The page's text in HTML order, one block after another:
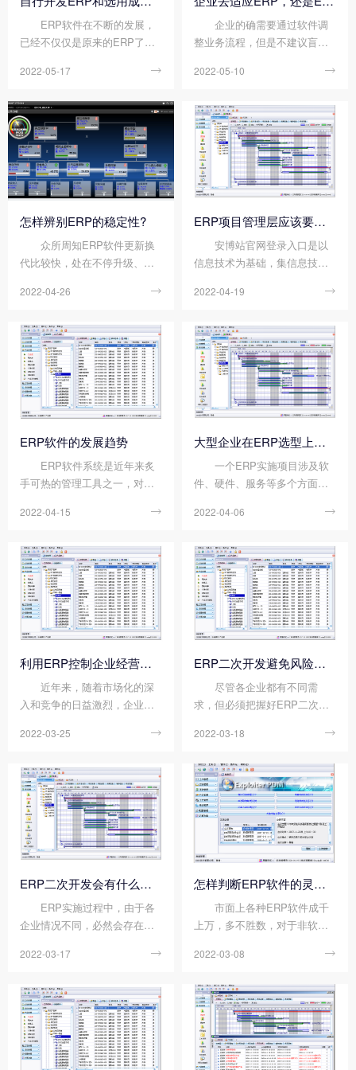
ERP软件在不断的发展，
已经不仅仅是原来的ERP了，
链、客户关系管理、供应商关
绝大部分企业来说，一般可利
用的资源包括了这几个方面：
品牌、资金、时间、人员...
2022-05-17 
企业的确需要通过软件调
整业务流程，但是不建议盲目
业，以自身需求作为第一衡量
本简单的工作更加复杂化。ER
P软件也会在多年服务经验积累
上，不断优化，更新...
2022-05-10 
怎样辨别ERP的稳定性?
众所周知ERP软件更新换
代比较快，处在不停升级、不
件的稳定性比较差。而新产品
象，而系统的不稳定，经常给
企业带来了很多麻烦。那么怎
样辨别ERP的稳定性呢...
2022-04-26 
ERP项目管理层应该要注意哪些细节?
安博站官网登录入口是以
信息技术为基础，集信息技术
统的管理理念，为企业员工和
台。从传统的企业界限中跳出
来，从供应链范围中优化企业
资源，优化现代企业的经营模
式...
2022-04-19 
ERP软件的发展趋势
ERP软件系统是近年来炙
手可热的管理工具之一，对于
管理的好帮手。但是随着时代
在不断进步，那么ERP软件系
统的发展趋势如何呢?接下来看
看顺景软件小编的具体...
2022-04-15 
大型企业在ERP选型上会关注哪些问题?
一个ERP实施项目涉及软
件、硬件、服务等多个方面，
的角度来看，项目的计划、组
是项目成功不可或缺的条件。
那么大型企业在ERP选型上会
关注哪些问题呢?以下...
2022-04-06 
利用ERP控制企业经营成本的方法有哪些?
近年来，随着市场化的深
入和竞争的日益激烈，企业资
销售、采购、生产、成本、库
等资源进行全面整合。实现资
源的最佳组合，获得最佳效
益，已成为中小企业...
2022-03-25 
ERP二次开发避免风险的措施
尽管各企业都有不同需
求，但必须把握好ERP二次开
项目是为了提升企业的管理水
个别工作效率而会影响业务流
程的稳定性，坚决不做;因工作
效率提升，并未对业务...
2022-03-18 
ERP二次开发会有什么风险?
ERP实施过程中，由于各
企业情况不同，必然会存在一
虽然系统通过参数调整可以满
需要改动原有程序、甚至需要
修改原始数据库结构来满足需
求。那么如果对ERP进...
2022-03-17 
怎样判断ERP软件的灵活性?
市面上各种ERP软件成千
上万，多不胜数，对于非软件
断ERP软件的好与坏，有没有
RP软件，都是一个难题。今天
顺景软件小编先来给大家说说
怎样去判断ERP软件的...
2022-03-08 